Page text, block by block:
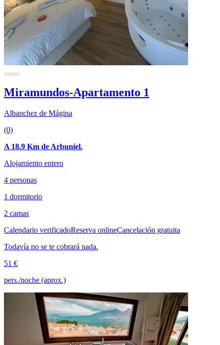
Miramundos-Apartamento 1
Albanchez de Mágina
(0)
A 18.9 Km de Arbuniel.
Alojamiento entero
4 personas
1 dormitorio
2 camas
Calendario verificadoReserva onlineCancelación gratuita
Todavía no se te cobrará nada.
51 €
pers./noche (aprox.)